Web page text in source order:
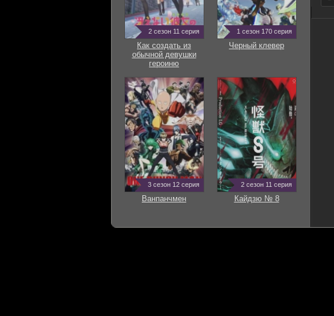
2 сезон 11 серия
Как создать из
обычной девушки
героиню
1 сезон 170 серия
Черный клевер
3 сезон 12 серия
Ванпанчмен
2 сезон 11 серия
Кайдзю № 8